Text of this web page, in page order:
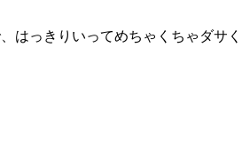
はっきりいってめちゃくちゃダサく